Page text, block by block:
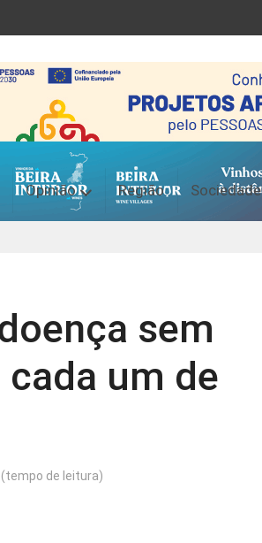
Opinião Região Sociedade
sem
um de
(tempo de leitura)